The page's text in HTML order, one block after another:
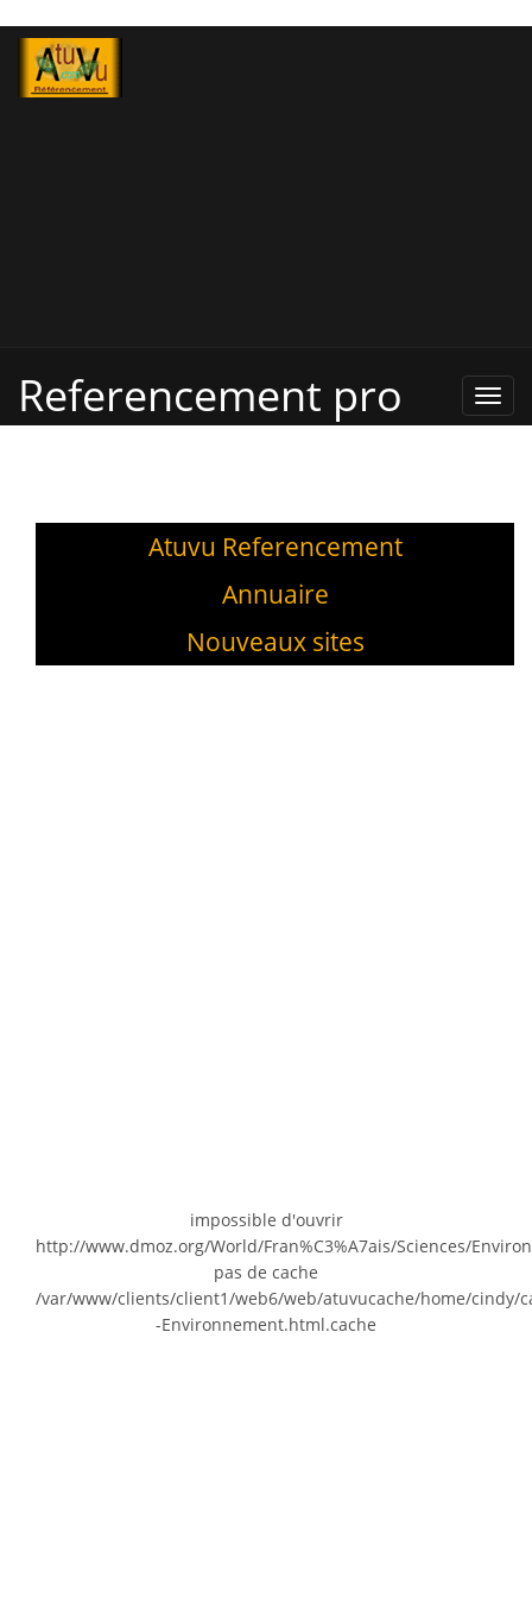
Pro,
Referencement pro
Atuvu Referencement
Annuaire
Nouveaux sites
impossible d'ouvrir
http://www.dmoz.org/World/Fran%C3%A7ais/Sciences/
pas de cache
/var/www/clients/client1/web6/web/atuvucache/home/cindy/
-Environnement.html.cache